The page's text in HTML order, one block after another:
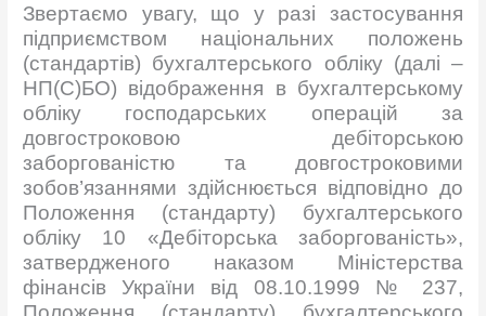
Звертаємо увагу, що у разі застосування
підприємством національних положень
(стандартів) бухгалтерського обліку (далі –
НП(С)БО) відображення в бухгалтерському
обліку господарських операцій за
довгостроковою дебіторською
заборгованістю та довгостроковими
зобов’язаннями здійснюється відповідно до
Положення (стандарту) бухгалтерського
обліку 10 «Дебіторська заборгованість»,
затвердженого наказом Міністерства
фінансів України від 08.10.1999 № 237,